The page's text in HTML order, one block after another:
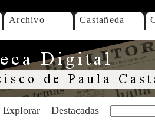
Archivo Castañeda
Explorar Destacadas